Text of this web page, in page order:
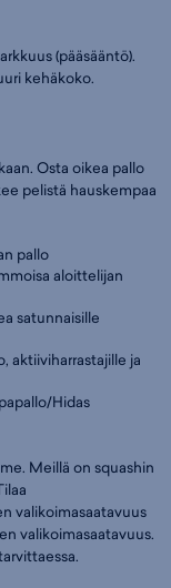
(pääsääntö).
kehäkoko.
Osta oikea pallo
pelistä hauskempaa
pallo
aloittelijan
satunnaisille
aktiiviharrastajille ja
Hidas
Meillä on squashin
valikoimasaatavuus
valikoimasaatavuus.